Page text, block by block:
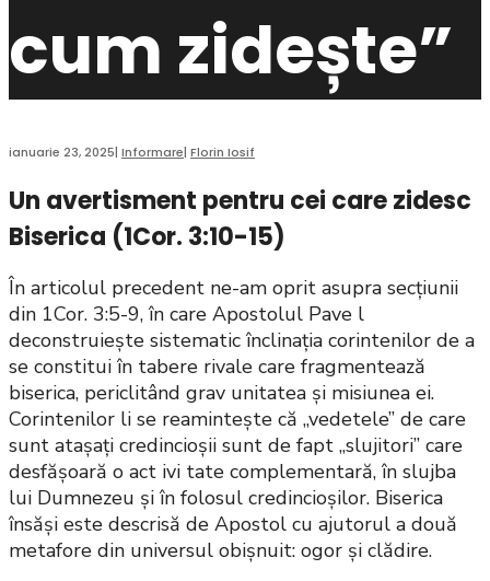
cum zidește”
ianuarie 23, 2025| Informare| Florin Iosif
Un avertisment pentru cei care zidesc
Biserica (1Cor. 3:10-15)
În articolul precedent ne-am oprit asupra secțiunii
din 1Cor. 3:5-9, în care Apostolul Pave l
deconstruiește sistematic înclinația corintenilor de a
se constitui în tabere rivale care fragmentează
biserica, periclitând grav unitatea și misiunea ei.
Corintenilor li se reamintește că „vedetele” de care
sunt atașați credincioșii sunt de fapt „slujitori” care
desfășoară o act ivi tate complementară, în slujba
lui Dumnezeu și în folosul credincioșilor. Biserica
însăși este descrisă de Apostol cu ajutorul a două
metafore din universul obișnuit: ogor și clădire.